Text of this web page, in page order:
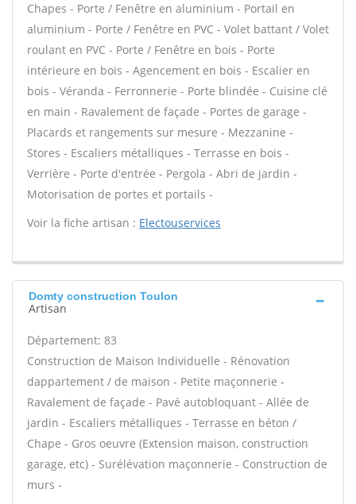
Chapes - Porte / Fenêtre en aluminium - Portail en
aluminium - Porte / Fenêtre en PVC - Volet battant / Volet
roulant en PVC - Porte / Fenêtre en bois - Porte
intérieure en bois - Agencement en bois - Escalier en
bois - Véranda - Ferronnerie - Porte blindée - Cuisine clé
en main - Ravalement de façade - Portes de garage -
Placards et rangements sur mesure - Mezzanine -
Stores - Escaliers métalliques - Terrasse en bois -
Verrière - Porte d'entrée - Pergola - Abri de jardin -
Motorisation de portes et portails -
Voir la fiche artisan : Electouservices
Domty construction Toulon
Artisan
Département: 83
Construction de Maison Individuelle - Rénovation
dappartement / de maison - Petite maçonnerie -
Ravalement de façade - Pavé autobloquant - Allée de
jardin - Escaliers métalliques - Terrasse en béton /
Chape - Gros oeuvre (Extension maison, construction
garage, etc) - Surélévation maçonnerie - Construction de
murs -